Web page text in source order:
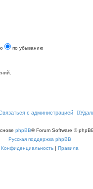
по убыванию
с администрацией
phpBB® Forum Software ©
Русская поддержка phpBB
Конфиденциальность | Правила